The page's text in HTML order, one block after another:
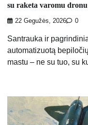
su raketa varomu
22 Gegužės, 2026 0
Santrauka ir
automatizuotą
mastu – ne su tuo, su